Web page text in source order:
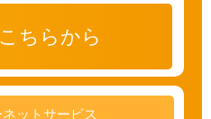
ちらから
ットサービス